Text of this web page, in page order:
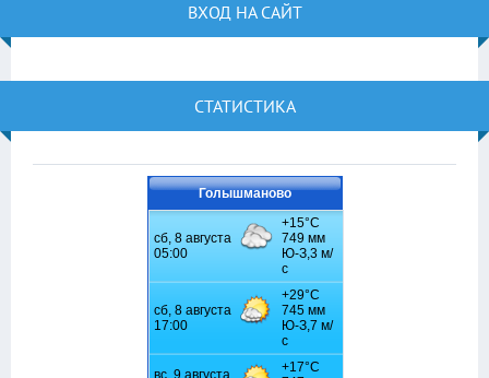
ВХОД НА САЙТ
СТАТИСТИКА
Голышманово